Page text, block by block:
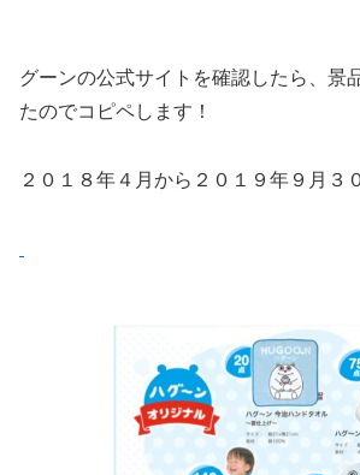
グーンの公式サイトを確認したら、景
たのでコピペします！
２０１８年４月から２０１９年９月３